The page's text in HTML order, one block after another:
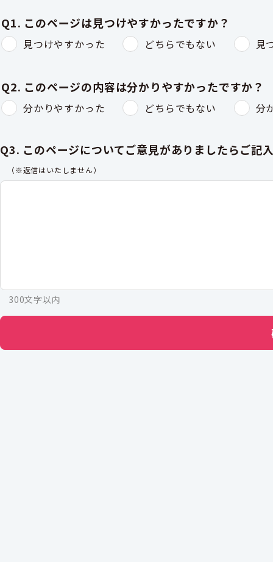
Q1. このページは見つけやすかったですか？
見つけやすかった どちらでもない 見
Q2. このページの内容は分かりやすかったですか？
分かりやすかった どちらでもない 分
Q3. このページについてご意見がありましたらご記
（※返信はいたしません）
300文字以内